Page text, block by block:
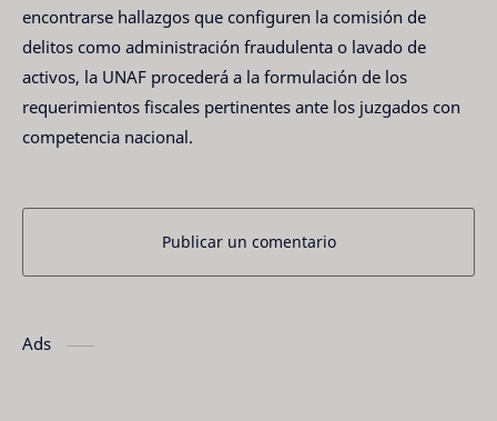
encontrarse hallazgos que configuren la comisión de
delitos como administración fraudulenta o lavado de
activos, la UNAF procederá a la formulación de los
requerimientos fiscales pertinentes ante los juzgados con
competencia nacional.
Publicar un comentario
Ads